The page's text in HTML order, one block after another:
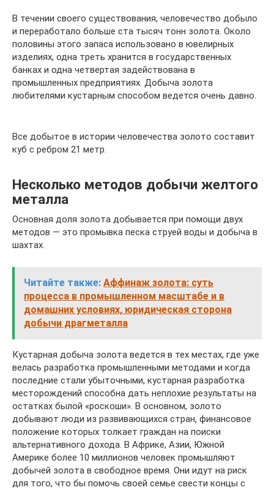
В течении своего существования, человечество добыло
и переработало больше ста тысяч тонн золота. Около
половины этого запаса использовано в ювелирных
изделиях, одна треть хранится в государственных
банках и одна четвертая задействована в
промышленных предприятиях. Добыча золота
любителями кустарным способом ведется очень давно.
Все добытое в истории человечества золото составит
куб с ребром 21 метр.
Несколько методов добычи желтого
металла
Основная доля золота добывается при помощи двух
методов — это промывка песка струей воды и добыча в
шахтах.
Читайте также: Аффинаж золота: суть
процесса в промышленном масштабе и в
домашних условиях, юридическая сторона
добычи драгметалла
Кустарная добыча золота ведется в тех местах, где уже
велась разработка промышленными методами и когда
последние стали убыточными, кустарная разработка
месторождений способна дать неплохие результаты на
остатках былой «роскоши». В основном, золото
добывают люди из развивающихся стран, финансовое
положение которых толкает граждан на поиски
альтернативного дохода. В Африке, Азии, Южной
Америке более 10 миллионов человек промышляют
добычей золота в свободное время. Они идут на риск
для того, что бы помочь своей семье свести концы с